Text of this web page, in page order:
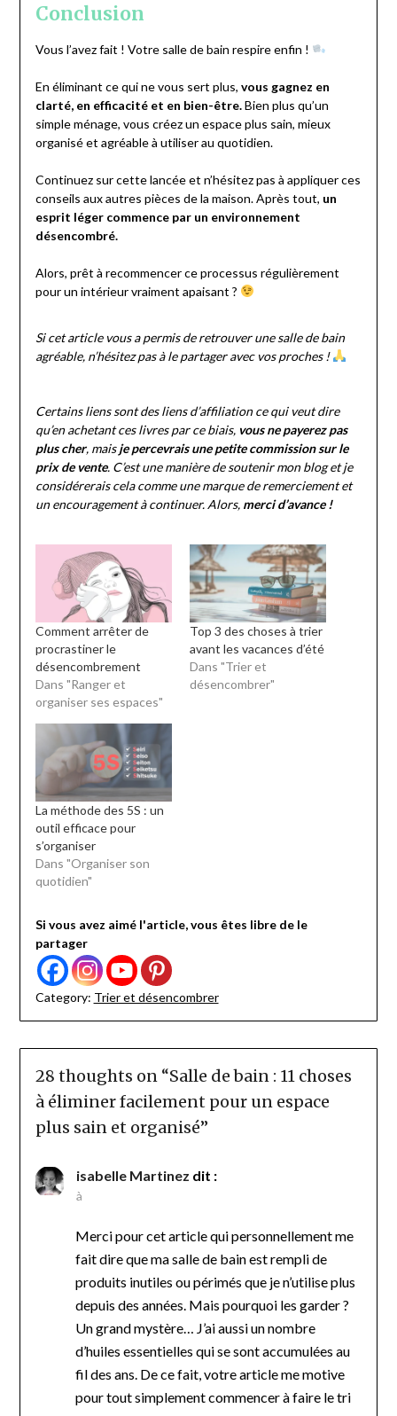
Conclusion
Vous l’avez fait ! Votre salle de bain respire enfin !
En éliminant ce qui ne vous sert plus, vous gagnez en
clarté, en efficacité et en bien-être.Bien plus qu’un
simple ménage, vous créez un espace plus sain, mieux
organisé et agréable à utiliser au quotidien.
Continuez sur cette lancée et n’hésitez pas à appliquer ces
conseils aux autres pièces de la maison. Après tout, un
esprit léger commence par un environnement
désencombré.
Alors, prêt à recommencer ce processus régulièrement
pour un intérieur vraiment apaisant ?
Si cet article vous a permis de retrouver une salle de bain
agréable, n’hésitez pas à le partager avec vos proches !
Certains liens sont des liens d’affiliation ce qui veut dire
qu’en achetant ces livres par ce biais, vous ne payerez pas
plus cher, maisje percevrais une petite commission sur le
prix de vente. C’est une manière de soutenir mon blog et je
considérerais cela comme une marque de remerciement et
un encouragement à continuer. Alors, merci d’avance !
Comment arrêter de
procrastiner le
désencombrement
Dans "Ranger et
organiser ses espaces"
Top 3 des choses à trier
avant les vacances d’été
Dans "Trier et
désencombrer"
La méthode des 5S : un
outil efficace pour
s’organiser
Dans "Organiser son
quotidien"
Si vous avez aimé l'article, vous êtes libre de le
partager
Category: Trier et désencombrer
28 thoughts on “Salle de bain : 11 choses
à éliminer facilement pour un espace
plus sain et organisé”
isabelle Martinez dit :
à
Merci pour cet article qui personnellement me
fait dire que ma salle de bain est rempli de
produits inutiles ou périmés que je n’utilise plus
depuis des années. Mais pourquoi les garder ?
Un grand mystère… J’ai aussi un nombre
d’huiles essentielles qui se sont accumulées au
fil des ans. De ce fait, votre article me motive
pour tout simplement commencer à faire le tri